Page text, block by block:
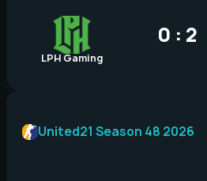
LPH Gaming
0 : 2
United21 Season 48 2026